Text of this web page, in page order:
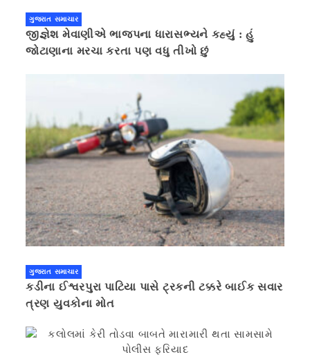
ગુજરાત સમાચાર
જીજ્ઞેશ મેવાણીએ ભાજપના ધારાસભ્યને કહ્યું : હું
જોટાણાના મરચા કરતા પણ વધુ તીખો છું
ગુજરાત સમાચાર
કડીના ઈશ્વરપુરા પાટિયા પાસે ટ્રકની ટક્કરે બાઈક સવાર
ત્રણ યુવકોના મોત